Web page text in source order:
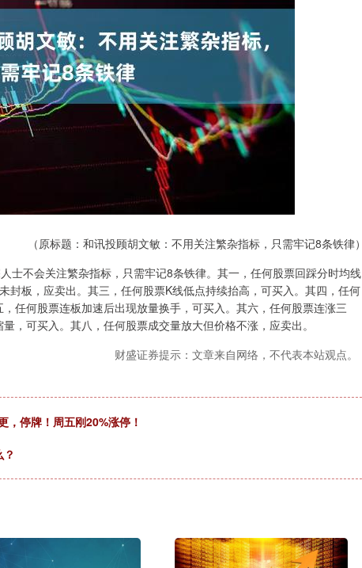
（原标题：和讯投顾胡文敏：不用关注繁杂指标，只需牢记8条铁律）
士不会关注繁杂指标，只需牢记8条铁律。其一，任何股票回踩分时均线
封板，应卖出。其三，任何股票K线低点持续抬高，可买入。其四，任何
任何股票连板加速后出现放量换手，可买入。其六，任何股票连涨三
，可买入。其八，任何股票成交量放大但价格不涨，应卖出。
财盛证券提示：文章来自网络，不代表本站观点。
，停牌！周五刚20%涨停！
沪深300